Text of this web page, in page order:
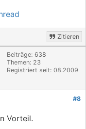
Zitieren
Beiträge: 638
Themen: 23
Registriert seit: 08.2009
#8
Vorteil.